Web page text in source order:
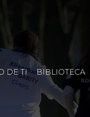
DE TI BIBLIOTECA